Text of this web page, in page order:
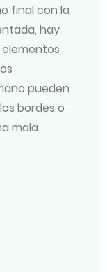
final con la
hay
pueden
bordes o
mala